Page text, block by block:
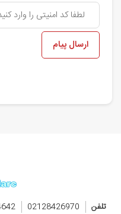
ارسال پیام
تلفن 02128426970